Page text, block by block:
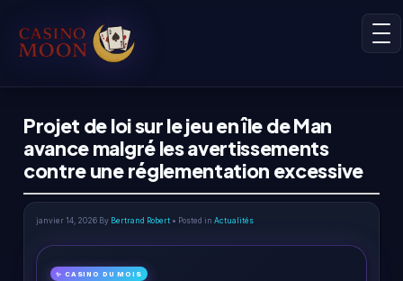
Projet de loi sur le jeu en île de Man
avance malgré les avertissements
contre une réglementation excessive
janvier 14, 2026 By Bertrand Robert • Posted in Actualités
✨ CASINO DU MOIS